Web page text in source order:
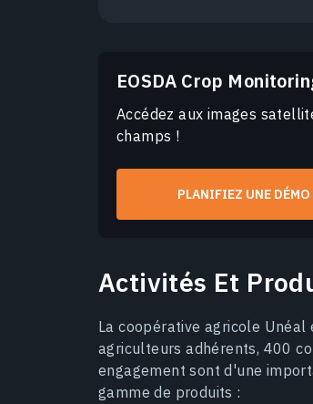
EOSDA Crop
Accédez aux images
champs !
PLANIFIEZ UNE DÉMO
Activités Et
La coopérative agricole
agriculteurs adhérents, 400
engagement sont d'une
gamme de produits :